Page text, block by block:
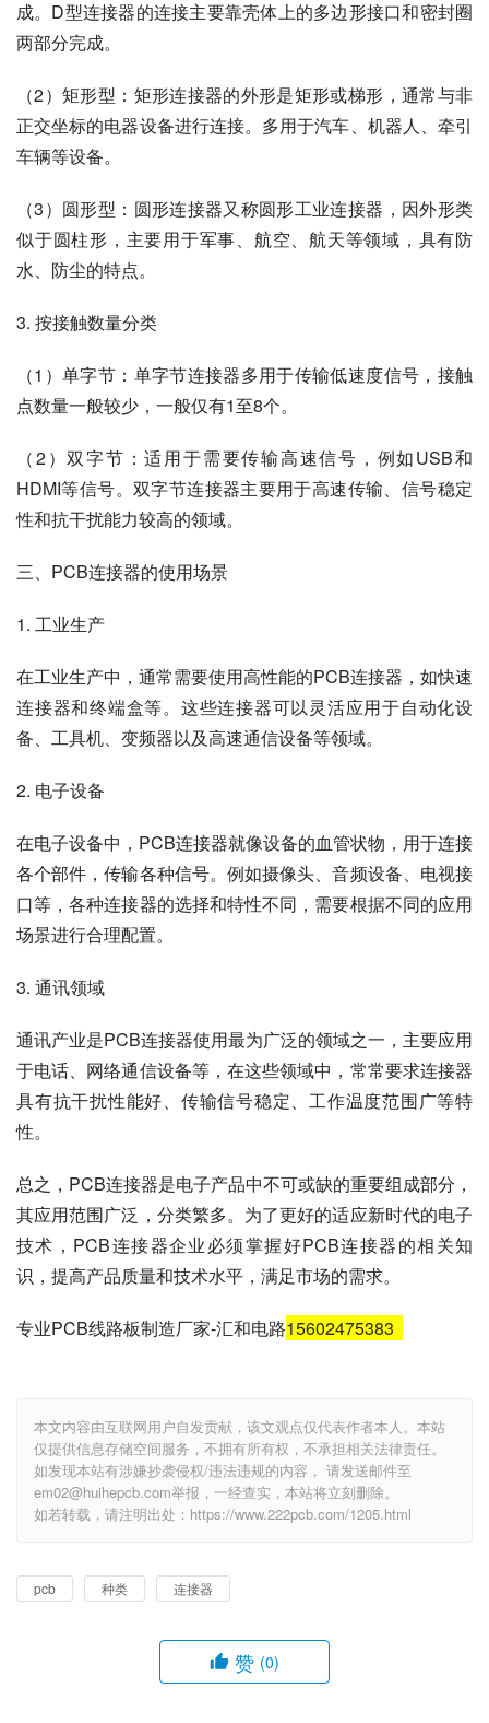
成。D型连接器的连接主要靠壳体上的多边形接口和密封圈
两部分完成。
（2）矩形型：矩形连接器的外形是矩形或梯形，通常与非
正交坐标的电器设备进行连接。多用于汽车、机器人、牵引
车辆等设备。
（3）圆形型：圆形连接器又称圆形工业连接器，因外形类
似于圆柱形，主要用于军事、航空、航天等领域，具有防
水、防尘的特点。
3. 按接触数量分类
（1）单字节：单字节连接器多用于传输低速度信号，接触
点数量一般较少，一般仅有1至8个。
（2）双字节：适用于需要传输高速信号，例如USB和
HDMI等信号。双字节连接器主要用于高速传输、信号稳定
性和抗干扰能力较高的领域。
三、PCB连接器的使用场景
1. 工业生产
在工业生产中，通常需要使用高性能的PCB连接器，如快速
连接器和终端盒等。这些连接器可以灵活应用于自动化设
备、工具机、变频器以及高速通信设备等领域。
2. 电子设备
在电子设备中，PCB连接器就像设备的血管状物，用于连接
各个部件，传输各种信号。例如摄像头、音频设备、电视接
口等，各种连接器的选择和特性不同，需要根据不同的应用
场景进行合理配置。
3. 通讯领域
通讯产业是PCB连接器使用最为广泛的领域之一，主要应用
于电话、网络通信设备等，在这些领域中，常常要求连接器
具有抗干扰性能好、传输信号稳定、工作温度范围广等特
性。
总之，PCB连接器是电子产品中不可或缺的重要组成部分，
其应用范围广泛，分类繁多。为了更好的适应新时代的电子
技术，PCB连接器企业必须掌握好PCB连接器的相关知
识，提高产品质量和技术水平，满足市场的需求。
专业PCB线路板制造厂家-汇和电路15602475383
本文内容由互联网用户自发贡献，该文观点仅代表作者本人。本站
仅提供信息存储空间服务，不拥有所有权，不承担相关法律责任。
如发现本站有涉嫌抄袭侵权/违法违规的内容， 请发送邮件至
em02@huihepcb.com举报，一经查实，本站将立刻删除。
如若转载，请注明出处：https://www.222pcb.com/1205.html
pcb 种类 连接器
赞 (0)